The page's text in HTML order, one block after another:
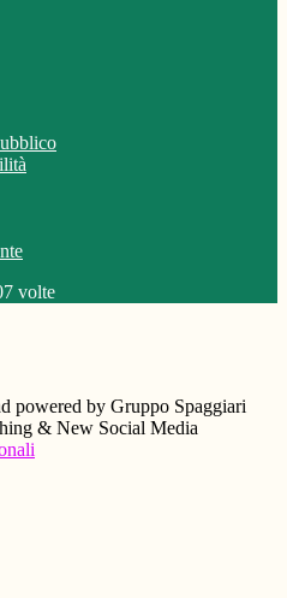
volte
powered by Gruppo Spaggiari
& New Social Media